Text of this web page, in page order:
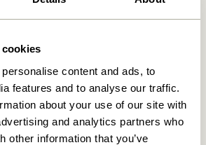
content and ads, to
features and to analyse our traffic.
about your use of our site with
and analytics partners who
other information that you’ve
varer